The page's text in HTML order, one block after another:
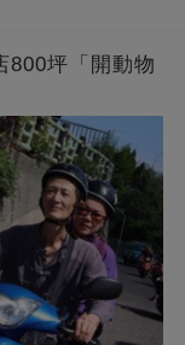
800坪「開動物